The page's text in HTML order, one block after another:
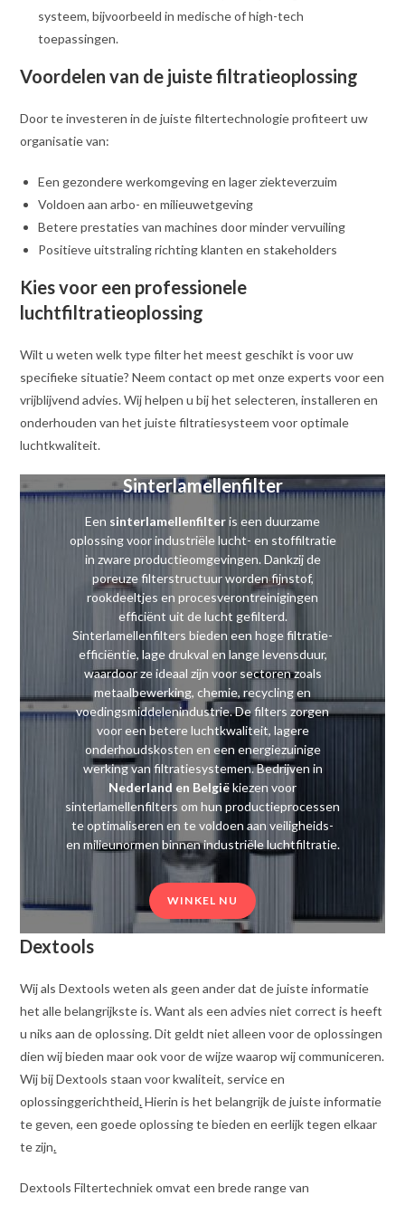
systeem, bijvoorbeeld in medische of high-tech
toepassingen.
Voordelen van de juiste filtratieoplossing
Door te investeren in de juiste filtertechnologie profiteert uw
organisatie van:
Een gezondere werkomgeving en lager ziekteverzuim
Voldoen aan arbo- en milieuwetgeving
Betere prestaties van machines door minder vervuiling
Positieve uitstraling richting klanten en stakeholders
Kies voor een professionele
luchtfiltratieoplossing
Wilt u weten welk type filter het meest geschikt is voor uw
specifieke situatie? Neem contact op met onze experts voor een
vrijblijvend advies. Wij helpen u bij het selecteren, installeren en
onderhouden van het juiste filtratiesysteem voor optimale
luchtkwaliteit.
Sinterlamellenfilter
Een sinterlamellenfilteris een duurzame
oplossing voor industriële lucht- en stoffiltratie
in zware productieomgevingen. Dankzij de
poreuze filterstructuur worden fijnstof,
rookdeeltjes en procesverontreinigingen
efficiënt uit de lucht gefilterd.
Sinterlamellenfilters bieden een hoge filtratie-
efficiëntie, lage drukval en lange levensduur,
waardoor ze ideaal zijn voor sectoren zoals
metaalbewerking, chemie, recycling en
voedingsmiddelenindustrie. De filters zorgen
voor een betere luchtkwaliteit, lagere
onderhoudskosten en een energiezuinige
werking van filtratiesystemen. Bedrijven in
Nederland en Belgiëkiezen voor
sinterlamellenfilters om hun productieprocessen
te optimaliseren en te voldoen aan veiligheids-
en milieunormen binnen industriële luchtfiltratie.
WINKEL NU
Dextools
Wij als Dextools weten als geen ander dat de juiste informatie
het alle belangrijkste is. Want als een advies niet correct is heeft
u niks aan de oplossing. Dit geldt niet alleen voor de oplossingen
dien wij bieden maar ook voor de wijze waarop wij communiceren.
Wij bij Dextools staan voor kwaliteit, service en
oplossinggerichtheid.Hierin is het belangrijk de juiste informatie
te geven, een goede oplossing te bieden en eerlijk tegen elkaar
te zijn.
Dextools Filtertechniek omvat een brede range van